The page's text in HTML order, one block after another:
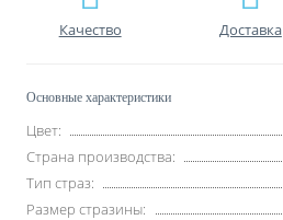
Качество Доставка
Основные характеристики
Цвет:
Страна производства:
Тип страз:
Размер стразины: